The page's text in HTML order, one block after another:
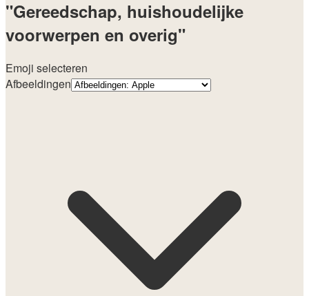
"Gereedschap, huishoudelijke
voorwerpen en overig"
Emoji selecteren
Afbeeldingen